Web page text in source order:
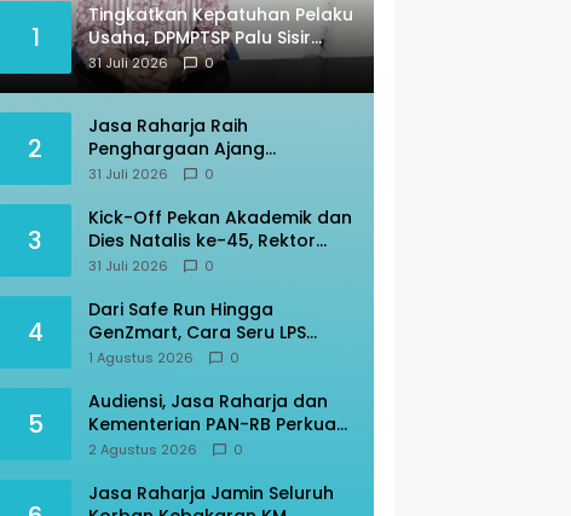
1
Tingkatkan Kepatuhan Pelaku
Usaha, DPMPTSP Palu Sisir
Warkop – Restoran
31 Juli 2026 0
2
Jasa Raharja Raih
Penghargaan Ajang
Transportasi Indonesia
31 Juli 2026 0
3
Kick-Off Pekan Akademik dan
Dies Natalis ke-45, Rektor
Prof Amar: “KITA” Untad
31 Juli 2026 0
4
Dari Safe Run Hingga
GenZmart, Cara Seru LPS
Edukasi Warga Palu Cerdas
1 Agustus 2026 0
5
Audiensi, Jasa Raharja dan
Kementerian PAN-RB Perkuat
Koordinasi
2 Agustus 2026 0
Jasa Raharja Jamin Seluruh